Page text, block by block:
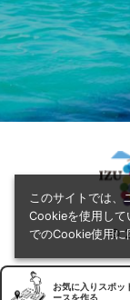
このサイトでは、
Cookieを使用して
でのCookie使用に
お気に入りスポッ
ースを作る
©